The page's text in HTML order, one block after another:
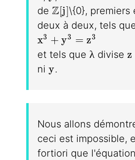
de \mathbb{Z}[j]
Z[j]\{0}, premiers
deux à deux, tels
x^3 +y^3 = z^3
x3 + y3 = z3
et tels que \lambda
λ divise z
z
ni y
y.
Nous allons
ceci est impossible,
fortiori que l'équation